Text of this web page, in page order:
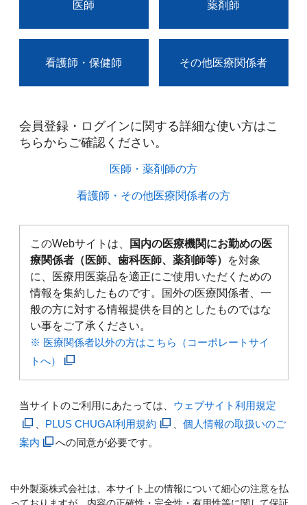
医師 薬剤師
看護師・保健師 その他医療関係者
会員登録・ログインに関する詳細な使い方はこ
ちらからご確認ください。​
医師・薬剤師の方​
看護師・その他医療関係者の方​
このWebサイトは、
国内の医療機関にお勤めの医
療関係者（医師、歯科医師、薬剤師等）
を対象
に、医療用医薬品を適正にご使用いただくための
情報を集約したものです。国外の医療関係者、一
般の方に対する情報提供を目的としたものではな
い事をご了承ください。
※ 医療関係者以外の方はこちら（コーポレートサイ
トへ）
当サイトのご利用にあたっては、 ウェブサイト利用規定
PLUS CHUGAI利用規約
個人情報の取扱いのご
案内
への同意が必要です。
中外製薬株式会社は、本サイト上の情報について細心の注意を払
っておりますが、内容の正確性・完全性・有用性等に関して保証